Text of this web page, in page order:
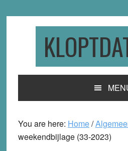
You are here: Home/
weekendbijlage (33-2023)